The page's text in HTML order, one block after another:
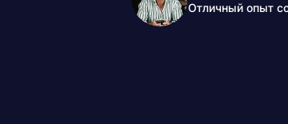
Отличный опыт